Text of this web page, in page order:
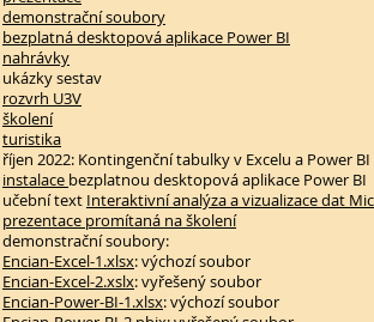
demonstrační soubory
bezplatná desktopová aplikace Power BI
nahrávky
ukázky sestav
rozvrh U3V
školení
turistika
říjen 2022: Kontingenční tabulky v Excelu a Power
instalace bezplatnou desktopová aplikace Power BI
učební text Interaktivní analýza a vizualizace dat
prezentace promítaná na školení
demonstrační soubory:
Encian-Excel-1.xlsx: výchozí soubor
Encian-Excel-2.xslx: vyřešený soubor
Encian-Power-BI-1.xlsx: výchozí soubor